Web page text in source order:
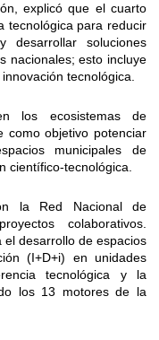
explicó que el cuarto
tecnológica para reducir
desarrollar soluciones
nacionales; esto incluye
tecnológica.
los ecosistemas de
como objetivo potenciar
municipales de
científico-tecnológica.
la Red Nacional de
colaborativos.
desarrollo de espacios
(I+D+i) en unidades
tecnológica y la
los 13 motores de la